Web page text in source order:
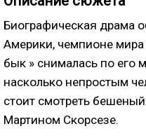
Биографическая драма
Америки, чемпионе
бык » снималась по его
насколько непростым
стоит смотреть
Мартином Скорсезе.